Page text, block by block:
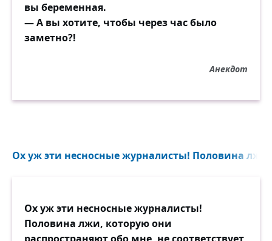
вы беременная.
— А вы хотите, чтобы через час было
заметно?!
Анекдот
Ох уж эти несносные журналисты! Половина
Ох уж эти несносные журналисты!
Половина лжи, которую они